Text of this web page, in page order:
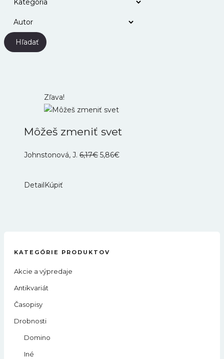
Hľadať
Zľava!
Môžeš zmeniť svet
Johnstonová, J. 6,17€ Pôvodná
5,86€Aktuálna
Detail Kúpiť
KATEGÓRIE PRODUKTOV
Akcie a výpredaje
Antikvariát
Časopisy
Drobnosti
Domino
Iné